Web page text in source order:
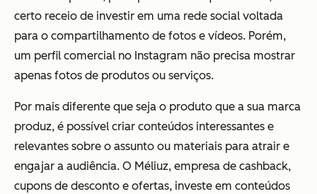
certo receio de investir em uma rede social voltada
para o compartilhamento de fotos e vídeos. Porém,
um perfil comercial no Instagram não precisa mostrar
apenas fotos de produtos ou serviços.
Por mais diferente que seja o produto que a sua marca
produz, é possível criar conteúdos interessantes e
relevantes sobre o assunto ou materiais para atrair e
engajar a audiência. O Méliuz, empresa de cashback,
cupons de desconto e ofertas, investe em conteúdos